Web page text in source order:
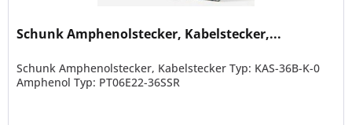
Schunk Amphenolstecker, Kabelstecker,...
Schunk Amphenolstecker, Kabelstecker Typ: KAS-36B-K-0
Amphenol Typ: PT06E22-36SSR